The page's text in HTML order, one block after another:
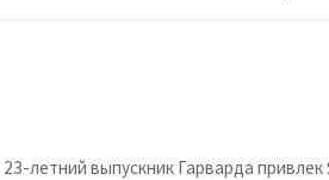
23-летний выпускник Гарварда